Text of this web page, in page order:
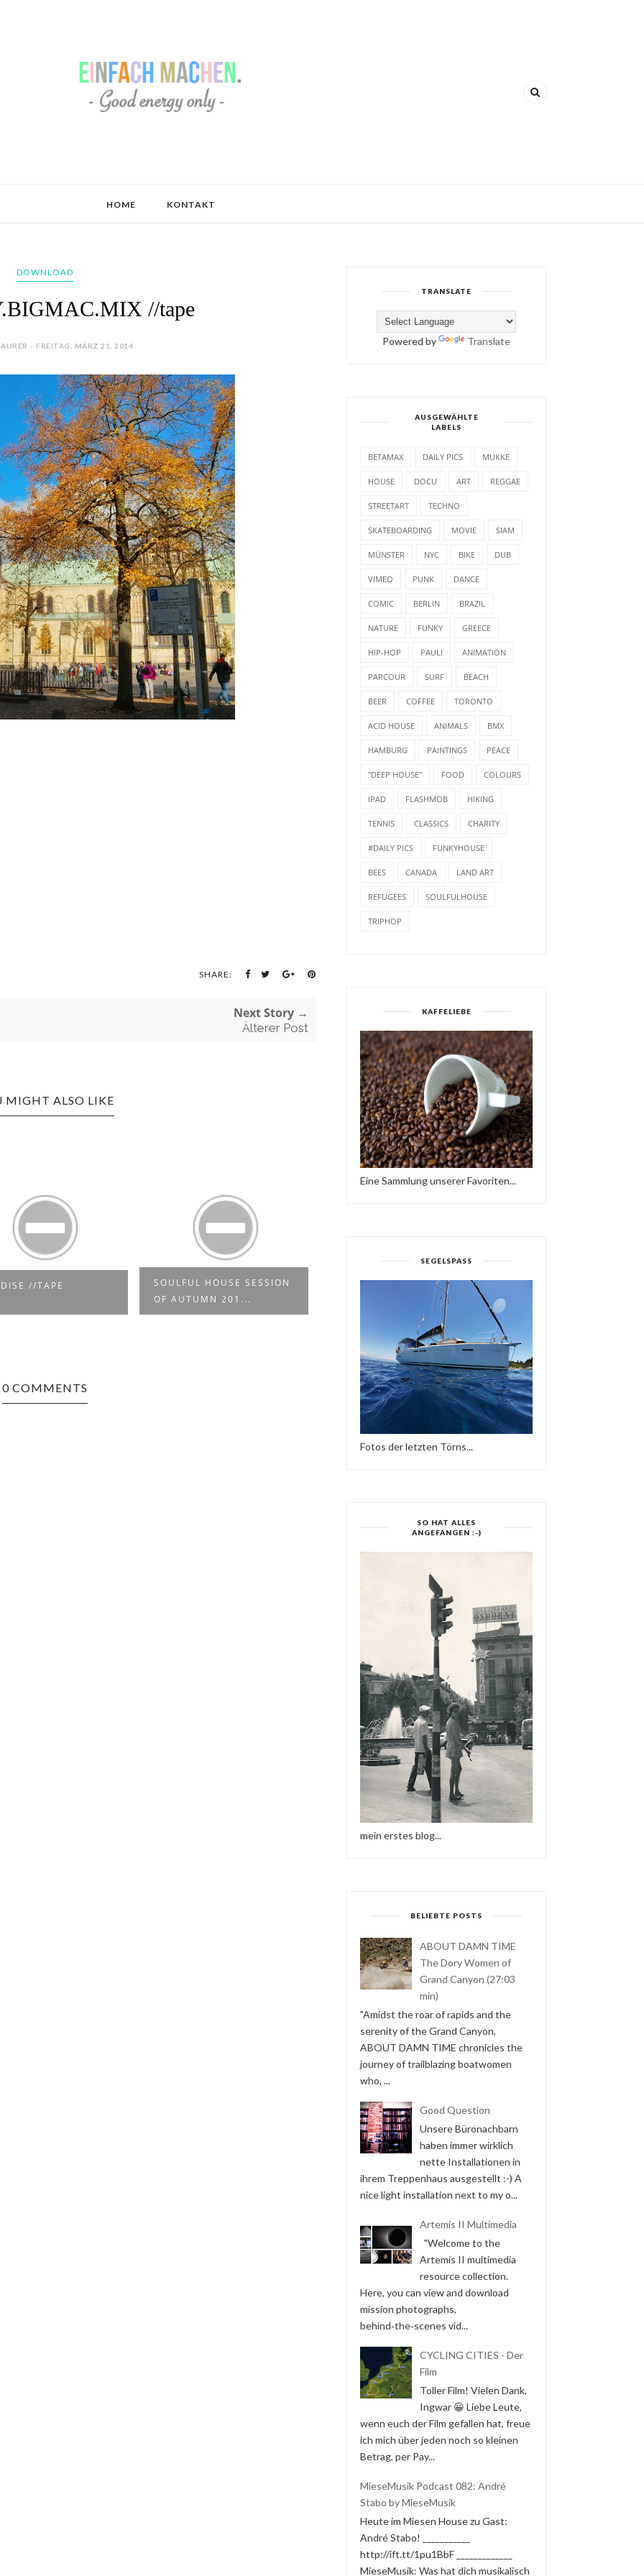
HOME KONTAKT
DOWNLOAD
//tape
- FREITAG, MÄRZ 21, 2014
SHARE:
Next Story →
Älterer Post
MIGHT ALSO LIKE
//TAPE
SOULFUL HOUSE SESSION
OF AUTUMN 201...
KIWISTAR LIVE AT LA
DON & ATZES
0 COMMENTS
TRANSLATE
Powered by Translate
AUSGEWÄHLTE
LABELS
BETAMAX DAILY PICS MUKKE
HOUSE DOCU ART REGGAE
STREETART TECHNO
SKATEBOARDING MOVIE SIAM
MÜNSTER NYC BIKE DUB
VIMEO PUNK DANCE
COMIC BERLIN BRAZIL
NATURE FUNKY GREECE
HIP-HOP PAULI ANIMATION
PARCOUR SURF BEACH
BEER COFFEE TORONTO
ACID HOUSE ANIMALS BMX
HAMBURG PAINTINGS PEACE
"DEEP HOUSE" FOOD COLOURS
IPAD FLASHMOB HIKING
TENNIS CLASSICS CHARITY
#DAILY PICS FUNKYHOUSE
BEES CANADA LAND ART
REFUGEES SOULFULHOUSE
TRIPHOP
KAFFELIEBE
Eine Sammlung unserer Favoriten...
SEGELSPASS
Fotos der letzten Törns...
SO HAT ALLES
ANGEFANGEN :-)
mein erstes blog...
BELIEBTE POSTS
ABOUT DAMN TIME
The Dory Women of
Grand Canyon (27:03
min)
"Amidst the roar of rapids and the
serenity of the Grand Canyon,
ABOUT DAMN TIME chronicles the
journey of trailblazing boatwomen
who, ...
Good Question
Unsere Büronachbarn
haben immer wirklich
nette Installationen in
ihrem Treppenhaus ausgestellt :-) A
nice light installation next to my o...
Artemis II Multimedia
"Welcome to the
Artemis II multimedia
resource collection.
Here, you can view and download
mission photographs,
behind‑the‑scenes vid...
CYCLING CITIES - Der
Film
Toller Film! Vielen Dank,
Ingwar 😀 Liebe Leute,
wenn euch der Film gefallen hat, freue
ich mich über jeden noch so kleinen
Betrag, per Pay...
MieseMusik Podcast 082: André
Stabo by MieseMusik
Heute im Miesen House zu Gast:
André Stabo! ___________
http://ift.tt/1pu1BbF _____________
MieseMusik: Was hat dich musikalisch